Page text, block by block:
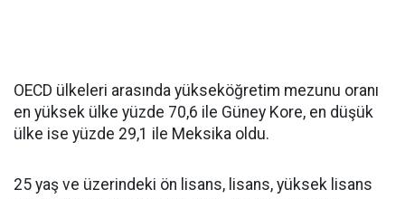
OECD ülkeleri arasında yükseköğretim mezunu oranı
en yüksek ülke yüzde 70,6 ile Güney Kore, en düşük
ülke ise yüzde 29,1 ile Meksika oldu.
25 yaş ve üzerindeki ön lisans, lisans, yüksek lisans